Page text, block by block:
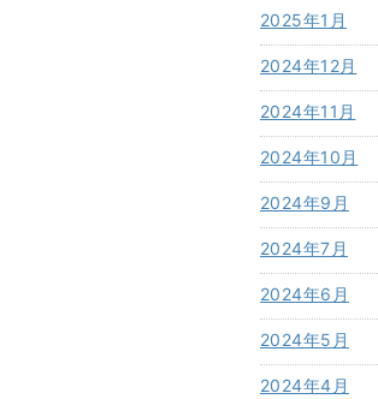
2025年1月
2024年12月
2024年11月
2024年10月
2024年9月
2024年7月
2024年6月
2024年5月
2024年4月